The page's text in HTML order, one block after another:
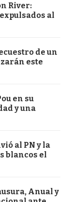
River:
al
de un
este
en su
y una
al PN y la
blancos el
Anual y